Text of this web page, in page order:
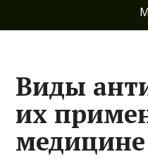
Виды
их